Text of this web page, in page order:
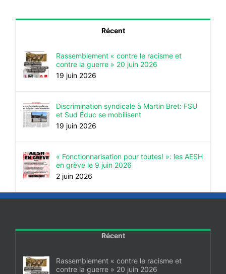
Récent
Rassemblement « contre le racisme et
contre la guerre » 20 juin 2026
19 juin 2026
Discrimination syndicale à Martin Bret: FSU
et Sud Éduc se mobilisent
19 juin 2026
« Fonctionnarisation pour toutes! »: les AESH
en grève le 9 juin 2026
2 juin 2026
Récent
Rassemblement « contre le racisme et
contre la guerre » 20 juin 2026